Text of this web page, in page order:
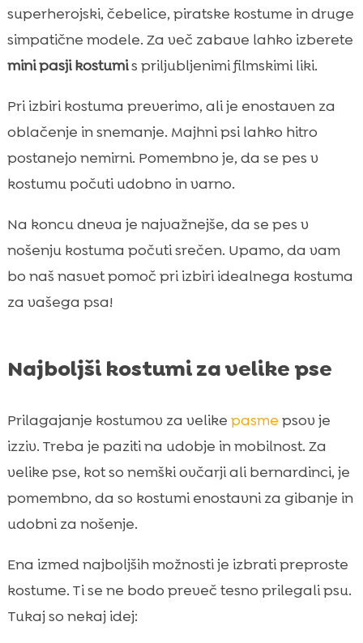
superherojski, čebelice, piratske kostume in druge
simpatične modele. Za več zabave lahko izberete
mini pasji kostumis priljubljenimi filmskimi liki.
Pri izbiri kostuma preverimo, ali je enostaven za
oblačenje in snemanje. Majhni psi lahko hitro
postanejo nemirni. Pomembno je, da se pes v
kostumu počuti udobno in varno.
Na koncu dneva je najvažnejše, da se pes v
nošenju kostuma počuti srečen. Upamo, da vam
bo naš nasvet pomoč pri izbiri idealnega kostuma
za vašega psa!
Najboljši kostumi za velike pse
Prilagajanje kostumov za velike pasme psov je
izziv. Treba je paziti na udobje in mobilnost. Za
velike pse, kot so nemški ovčarji ali bernardinci, je
pomembno, da so kostumi enostavni za gibanje in
udobni za nošenje.
Ena izmed najboljših možnosti je izbrati preproste
kostume. Ti se ne bodo preveč tesno prilegali psu.
Tukaj so nekaj idej: